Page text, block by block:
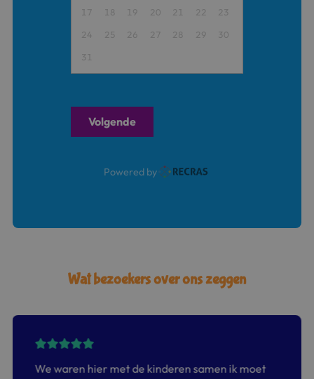
17 18 19 20 21 22 23
24 25 26 27 28 29 30
31
Volgende
Powered by
Wat bezoekers over ons zeggen
We waren hier met de kinderen samen ik moet